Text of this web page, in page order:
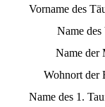
Vorname des
Name des
Name der
Wohnort der
Name des 1.